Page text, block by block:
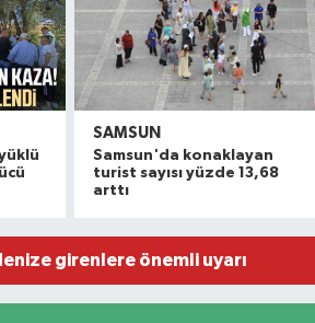
SAMSUN
Samsun'da konaklayan
turist sayısı yüzde 13,68
arttı
8 ay hapis cezasıyla aranan
uğrayan geminin içi
Kasımpaşa karşısında ilk
girenlere önemli uyarı